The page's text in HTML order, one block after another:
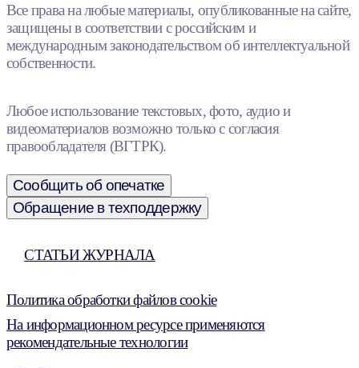
Все права на любые материалы, опубликованные на сайте,
защищены в соответствии с российским и
международным законодательством об интеллектуальной
собственности.
Любое использование текстовых, фото, аудио и
видеоматериалов возможно только с согласия
правообладателя (ВГТРК).
Сообщить об опечатке
Обращение в техподдержку
СТАТЬИ ЖУРНАЛА
Политика обработки файлов cookie
На информационном ресурсе применяются
рекомендательные технологии